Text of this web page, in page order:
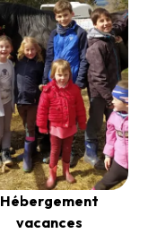
Hébergement
vacances